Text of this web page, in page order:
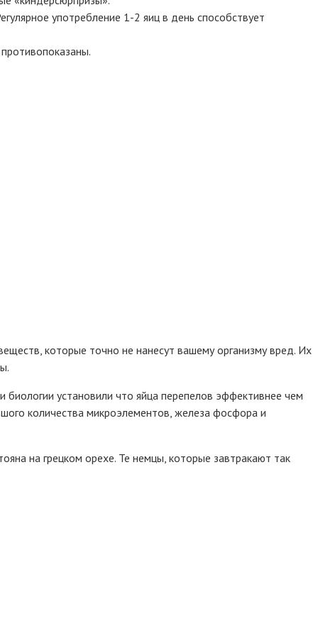
употребление 1-2 яиц в день способствует
которые точно не нанесут вашему организму вред. Их
установили что яйца перепелов эффективнее чем
количества микроэлементов, железа фосфора и
на грецком орехе. Те немцы, которые завтракают так